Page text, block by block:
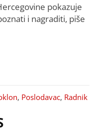
pokazuje
i nagraditi, piše
, Poslodavac, Radnik